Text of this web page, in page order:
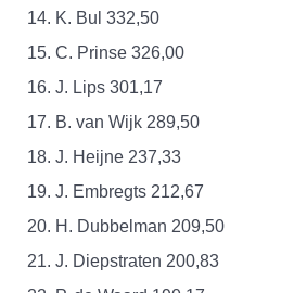
14. K. Bul 332,50
15. C. Prinse 326,00
16. J. Lips 301,17
17. B. van Wijk 289,50
18. J. Heijne 237,33
19. J. Embregts 212,67
20. H. Dubbelman 209,50
21. J. Diepstraten 200,83